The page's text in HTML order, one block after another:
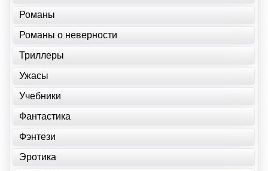
Романы
Романы о неверности
Триллеры
Ужасы
Учебники
Фантастика
Фэнтези
Эротика